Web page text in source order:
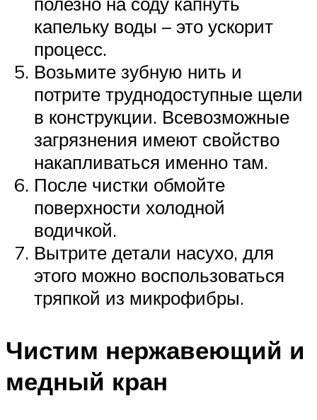
капельку воды – это ускорит
процесс.
Возьмите зубную нить и
потрите труднодоступные щели
в конструкции. Всевозможные
загрязнения имеют свойство
накапливаться именно там.
После чистки обмойте
поверхности холодной
водичкой.
Вытрите детали насухо, для
этого можно воспользоваться
тряпкой из микрофибры.
Чистим нержавеющий и
медный кран